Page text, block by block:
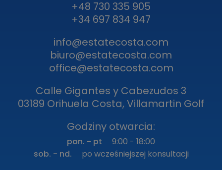
+48 730 335 905
+34 697 834 947
info@estatecosta.com
biuro@estatecosta.com
office@estatecosta.com
Calle Gigantes y Cabezudos 3
03189 Orihuela Costa, Villamartin Golf
Godziny otwarcia:
pon. - pt
9:00 - 18:00
sob. - nd.
po wcześniejszej konsultacji